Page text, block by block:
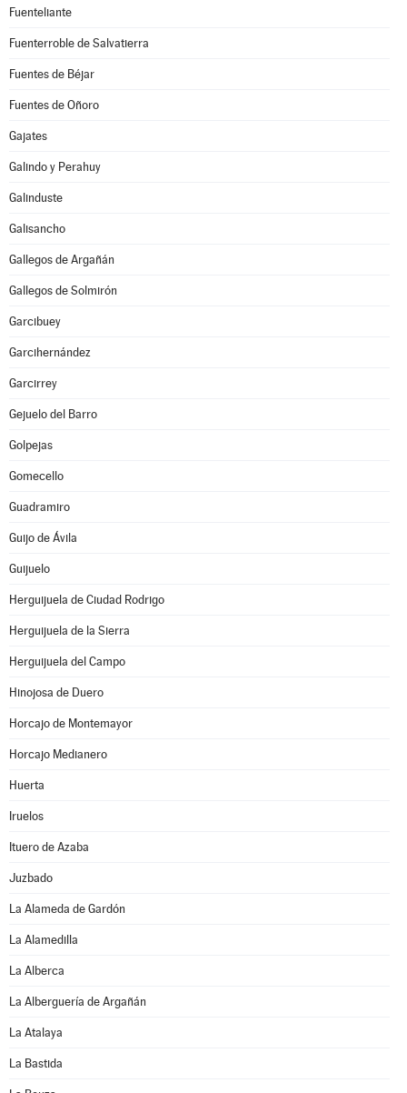
Fuenteliante
Fuenterroble de Salvatierra
Fuentes de Béjar
Fuentes de Oñoro
Gajates
Galindo y Perahuy
Galinduste
Galisancho
Gallegos de Argañán
Gallegos de Solmirón
Garcibuey
Garcihernández
Garcirrey
Gejuelo del Barro
Golpejas
Gomecello
Guadramiro
Guijo de Ávila
Guijuelo
Herguijuela de Ciudad Rodrigo
Herguijuela de la Sierra
Herguijuela del Campo
Hinojosa de Duero
Horcajo de Montemayor
Horcajo Medianero
Huerta
Iruelos
Ituero de Azaba
Juzbado
La Alameda de Gardón
La Alamedilla
La Alberca
La Alberguería de Argañán
La Atalaya
La Bastida